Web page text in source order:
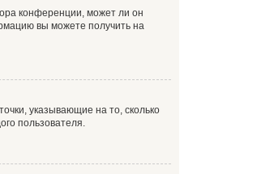
конференции, может ли он
вы можете получить на
указывающие на то, сколько
пользователя.